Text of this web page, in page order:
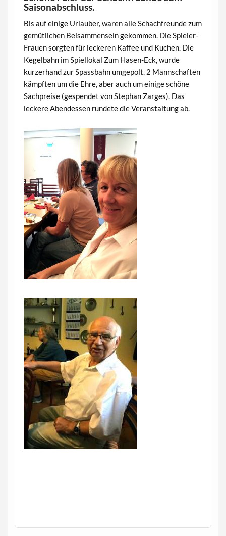
Saisonabschluss.
Bis auf einige Urlauber, waren alle Schachfreunde zum
gemütlichen Beisammensein gekommen. Die Spieler-
Frauen sorgten für leckeren Kaffee und Kuchen. Die
Kegelbahn im Spiellokal Zum Hasen-Eck, wurde
kurzerhand zur Spassbahn umgepolt. 2 Mannschaften
kämpften um die Ehre, aber auch um einige schöne
Sachpreise (gespendet von Stephan Zarges). Das
leckere Abendessen rundete die Veranstaltung ab.